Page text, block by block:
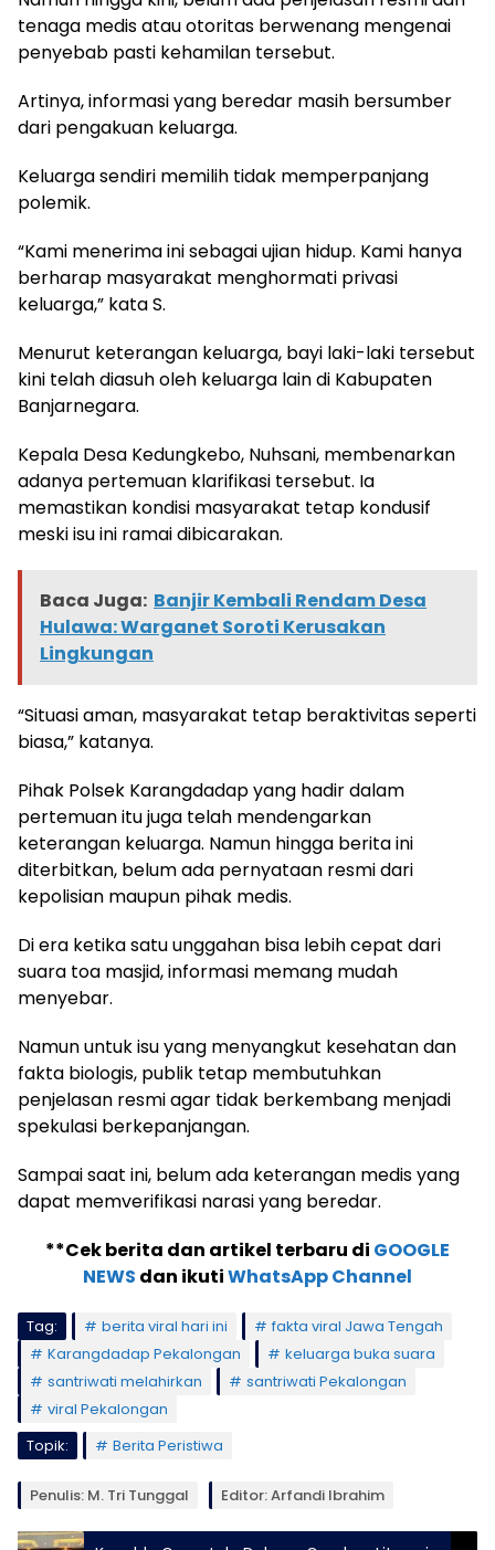
tenaga medis atau otoritas berwenang mengenai
penyebab pasti kehamilan tersebut.
Artinya, informasi yang beredar masih bersumber
dari pengakuan keluarga.
Keluarga sendiri memilih tidak memperpanjang
polemik.
“Kami menerima ini sebagai ujian hidup. Kami hanya
berharap masyarakat menghormati privasi
keluarga,” kata S.
Menurut keterangan keluarga, bayi laki-laki tersebut
kini telah diasuh oleh keluarga lain di Kabupaten
Banjarnegara.
Kepala Desa Kedungkebo, Nuhsani, membenarkan
adanya pertemuan klarifikasi tersebut. Ia
memastikan kondisi masyarakat tetap kondusif
meski isu ini ramai dibicarakan.
Baca Juga: Banjir Kembali Rendam Desa
Hulawa: Warganet Soroti Kerusakan
Lingkungan
“Situasi aman, masyarakat tetap beraktivitas seperti
biasa,” katanya.
Pihak Polsek Karangdadap yang hadir dalam
pertemuan itu juga telah mendengarkan
keterangan keluarga. Namun hingga berita ini
diterbitkan, belum ada pernyataan resmi dari
kepolisian maupun pihak medis.
Di era ketika satu unggahan bisa lebih cepat dari
suara toa masjid, informasi memang mudah
menyebar.
Namun untuk isu yang menyangkut kesehatan dan
fakta biologis, publik tetap membutuhkan
penjelasan resmi agar tidak berkembang menjadi
spekulasi berkepanjangan.
Sampai saat ini, belum ada keterangan medis yang
dapat memverifikasi narasi yang beredar.
**Cek berita dan artikel terbaru di GOOGLE
NEWS dan ikutiWhatsApp Channel
Tag: berita viral hari ini
fakta viral Jawa Tengah
Karangdadap Pekalongan
keluarga buka suara
santriwati melahirkan
santriwati Pekalongan
viral Pekalongan
Topik:
Berita Peristiwa
Penulis: M. Tri Tunggal Editor: Arfandi Ibrahim